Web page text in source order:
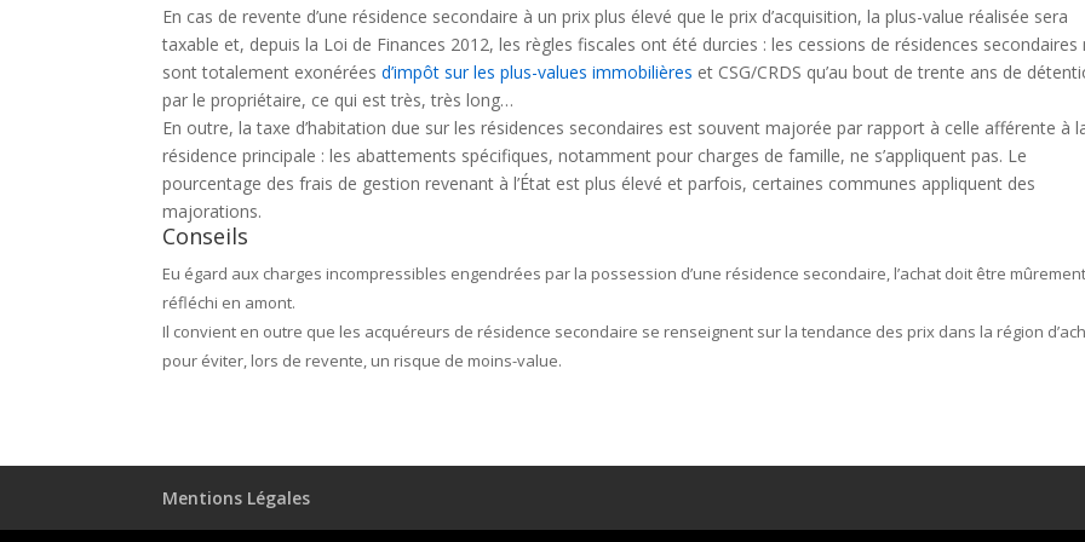
En cas de revente d’une résidence secondaire à un prix plus élevé que le prix d’acquisition, la plus-value réalisée sera
taxable et, depuis la Loi de Finances 2012, les règles fiscales ont été durcies : les cessions de résidences secondaires
sont totalement exonéréesd’impôt sur les plus-values immobilières et CSG/CRDS qu’au bout de trente ans de
par le propriétaire, ce qui est très, très long…
En outre, la taxe d’habitation due sur les résidences secondaires est souvent majorée par rapport à celle afférente à
résidence principale : les abattements spécifiques, notamment pour charges de famille, ne s’appliquent pas. Le
pourcentage des frais de gestion revenant à l’État est plus élevé et parfois, certaines communes appliquent des
majorations.
Conseils
Eu égard aux charges incompressibles engendrées par la possession d’une résidence secondaire, l’achat doit être mûrement
réfléchi en amont.
Il convient en outre que les acquéreurs de résidence secondaire se renseignent sur la tendance des prix dans la région
pour éviter, lors de revente, un risque de moins-value.
Mentions Légales